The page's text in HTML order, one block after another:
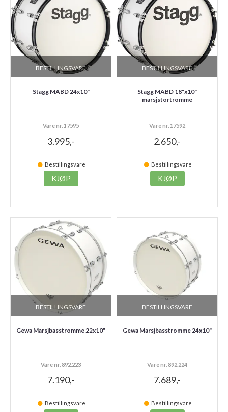
BESTILLINGSVARE
Stagg MABD 24x10"
Vare nr. 17595
3.995,-
Bestillingsvare
KJØP
BESTILLINGSVARE
Stagg MABD 18"x10"
marsjstortromme
Vare nr. 17592
2.650,-
Bestillingsvare
KJØP
BESTILLINGSVARE
Gewa Marsjbasstromme 22x10"
Vare nr. 892.223
7.190,-
Bestillingsvare
BESTILLINGSVARE
Gewa Marsjbasstromme 24x10"
Vare nr. 892.224
7.689,-
Bestillingsvare